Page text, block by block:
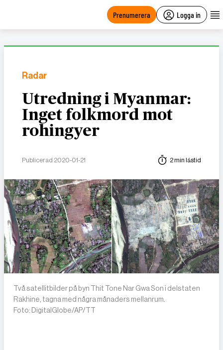
Prenumerera Logga in
Radar
Utredning i Myanmar:
Inget folkmord mot
rohingyer
Publicerad 2020-01-21 2 min lästid
Två satellitbilder på byn Thit Tone Nar Gwa Son i delstaten
Rakhine, tagna med några månaders mellanrum.
Foto: DigitalGlobe/AP/TT